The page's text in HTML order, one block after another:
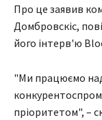
Про це заявив
Домбровскіс,
його інтерв'ю
"Ми працюємо
пріоритетом", –